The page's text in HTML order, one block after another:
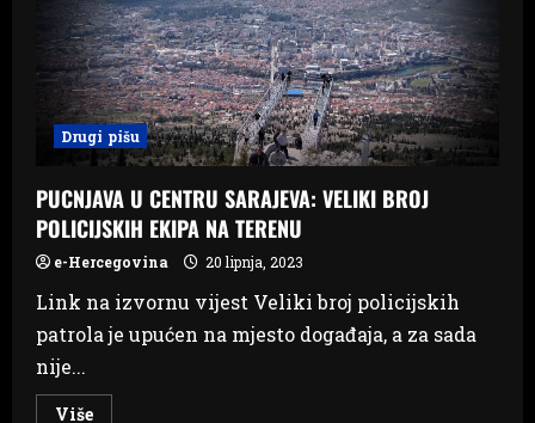
Molitveni
program
24.
i
25.
lipnja
Drugi pišu
PUCNJAVA U CENTRU SARAJEVA: VELIKI BROJ
POLICIJSKIH EKIPA NA TERENU
e-Hercegovina 20 lipnja, 2023
Link na izvornu vijest Veliki broj policijskih
patrola je upućen na mjesto događaja, a za sada
nije...
VišeRead